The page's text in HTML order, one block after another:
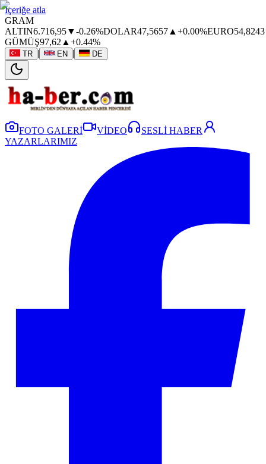
İçeriğe atla
GRAM
ALTIN6.716,95▼-0.26%DOLAR47,5657 ▲ +0.00%EURO54,8243
GÜMÜŞ97,62 ▲ +0.44%
TR | EN | DE
FOTO GALERİ VİDEO
SESLİ HABER
YAZARLARIMIZ